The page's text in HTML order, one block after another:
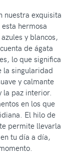
nuestra exquisita
hermosa
y blancos,
de ágata
lo que significa
la singularidad
y calmante
la paz interior.
en los que
El hilo de
permite llevarla
tu día a día,